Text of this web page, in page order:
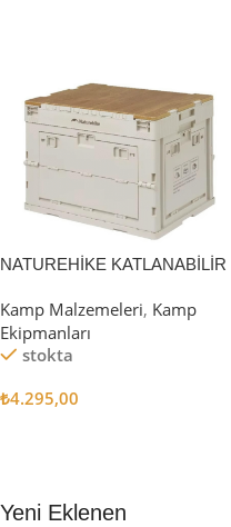
NATUREHİKE KATLANABİLİR
Kamp Malzemeleri, Kamp
Ekipmanları
stokta
₺4.295,00
Yeni Eklenen